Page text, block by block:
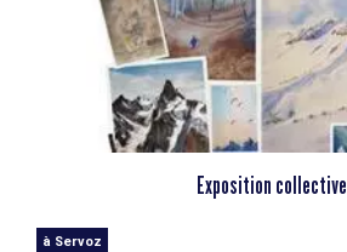
Exposition collective
à Servoz